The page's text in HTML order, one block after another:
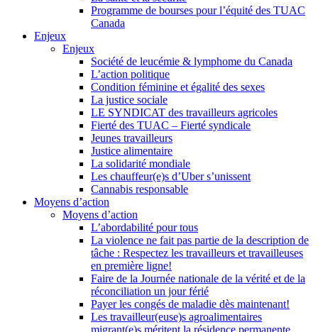
Programme de bourses pour l’équité des TUAC
Canada
Enjeux
Enjeux
Société de leucémie & lymphome du Canada
L’action politique
Condition féminine et égalité des sexes
La justice sociale
LE SYNDICAT des travailleurs agricoles
Fierté des TUAC – Fierté syndicale
Jeunes travailleurs
Justice alimentaire
La solidarité mondiale
Les chauffeur(e)s d’Uber s’unissent
Cannabis responsable
Moyens d’action
Moyens d’action
L’abordabilité pour tous
La violence ne fait pas partie de la description de
tâche : Respectez les travailleurs et travailleuses
en première ligne!
Faire de la Journée nationale de la vérité et de la
réconciliation un jour férié
Payer les congés de maladie dès maintenant!
Les travailleur(euse)s agroalimentaires